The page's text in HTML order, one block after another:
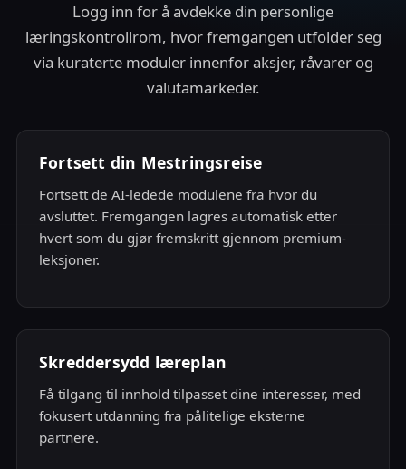
Logg inn for å avdekke din personlige
læringskontrollrom, hvor fremgangen utfolder seg
via kuraterte moduler innenfor aksjer, råvarer og
valutamarkeder.
Fortsett din Mestringsreise
Fortsett de AI-ledede modulene fra hvor du
avsluttet. Fremgangen lagres automatisk etter
hvert som du gjør fremskritt gjennom premium-
leksjoner.
Skreddersydd læreplan
Få tilgang til innhold tilpasset dine interesser, med
fokusert utdanning fra pålitelige eksterne
partnere.